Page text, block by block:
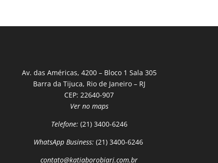
Av. das Américas, 4200 – Bloco 1 Sala 305
Barra da Tijuca, Rio de Janeiro – RJ
CEP: 22640-907
Ver no maps
Telefone: (21) 3400-6246
WhatsApp Business: (21) 3400-6246
contato@katiaborobiarj.com.br